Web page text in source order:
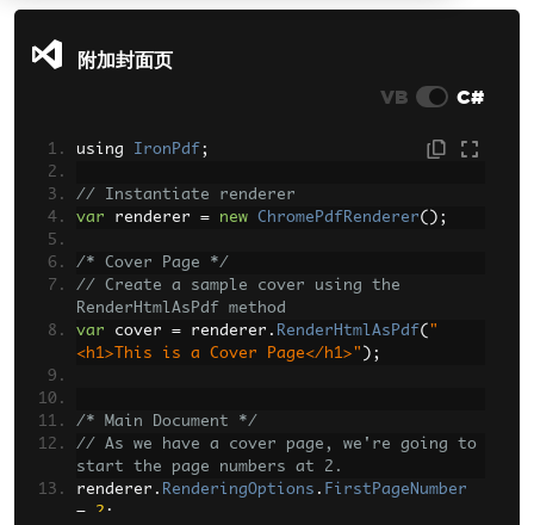
附加封面页
VB
C#
using IronPdf ;
// Instantiate renderer
var renderer = new ChromePdfRenderer();
/* Cover Page */
// Create a sample cover using the
RenderHtmlAsPdf method
var cover = renderer . RenderHtmlAsPdf( "
<h1>This is a Cover Page</h1>" );
/* Main Document */
// As we have a cover page, we're going to
start the page numbers at 2.
renderer . RenderingOptions . FirstPageNumber
=
2 ;